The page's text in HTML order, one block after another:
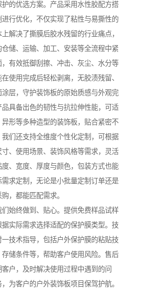
的优选方案。产品采用水性胶配方搭
进行优化，不仅实现了粘性与易撕性的
解决了撕膜后胶水残留的行业痛点，
仓储、运输、加工、安装等全流程中紧
，有效抵御刮擦、冲击、灰尘、水分等
使用完成后轻松剥离，无胶渍残留、
涂层，守护装饰板的原始质感与外观完
品具备出色的韧性与抗拉伸性能，可适
异形等多种造型的装饰板，贴合紧密不
们还支持全维度个性化定制，可根据
、使用场景、装饰风格等需求，灵活
、宽度、厚度与颜色，包装方式也能
求定制，无论是小批量定制订单还是
，都能匹配需求。
始终做到、贴心。提供免费样品试样
据实际需求选择适配的保护膜类型。技
一技术指导，包括户外保护膜的粘贴技
储条件等，帮助客户使用风险。售后
户，及时解决使用过程中遇到的问
为客户的户外装饰板项目保驾护航。